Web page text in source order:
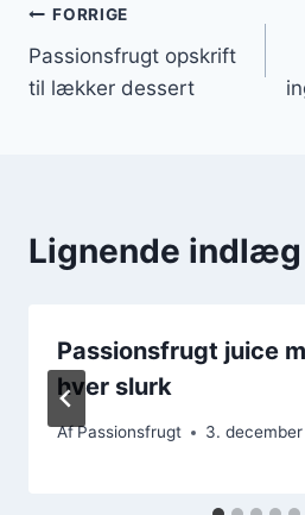
FORRIGE
Passionsfrugt opskrift
til lækker dessert
Lignende indlæg
Passionsfrugt juice
hver slurk
AfPassionsfrugt 3.